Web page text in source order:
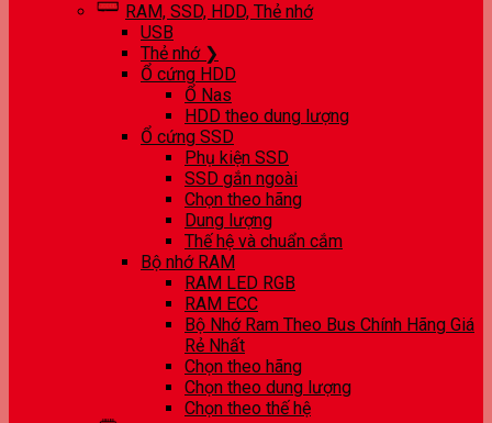
RAM, SSD, HDD, Thẻ nhớ
USB
Thẻ nhớ ❯
Ổ cứng HDD
Ổ Nas
HDD theo dung lượng
Ổ cứng SSD
Phụ kiện SSD
SSD gắn ngoài
Chọn theo hãng
Dung lượng
Thế hệ và chuẩn cắm
Bộ nhớ RAM
RAM LED RGB
RAM ECC
Bộ Nhớ Ram Theo Bus Chính Hãng Giá
Rẻ Nhất
Chọn theo hãng
Chọn theo dung lượng
Chọn theo thế hệ